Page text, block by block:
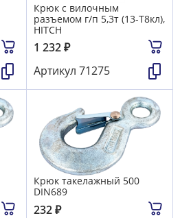
Крюк с вилочным
разъемом г/п 5,3т (13-Т8кл),
HITCH
1 232₽
Артикул 71275
Крюк такелажный 500
DIN689
232₽